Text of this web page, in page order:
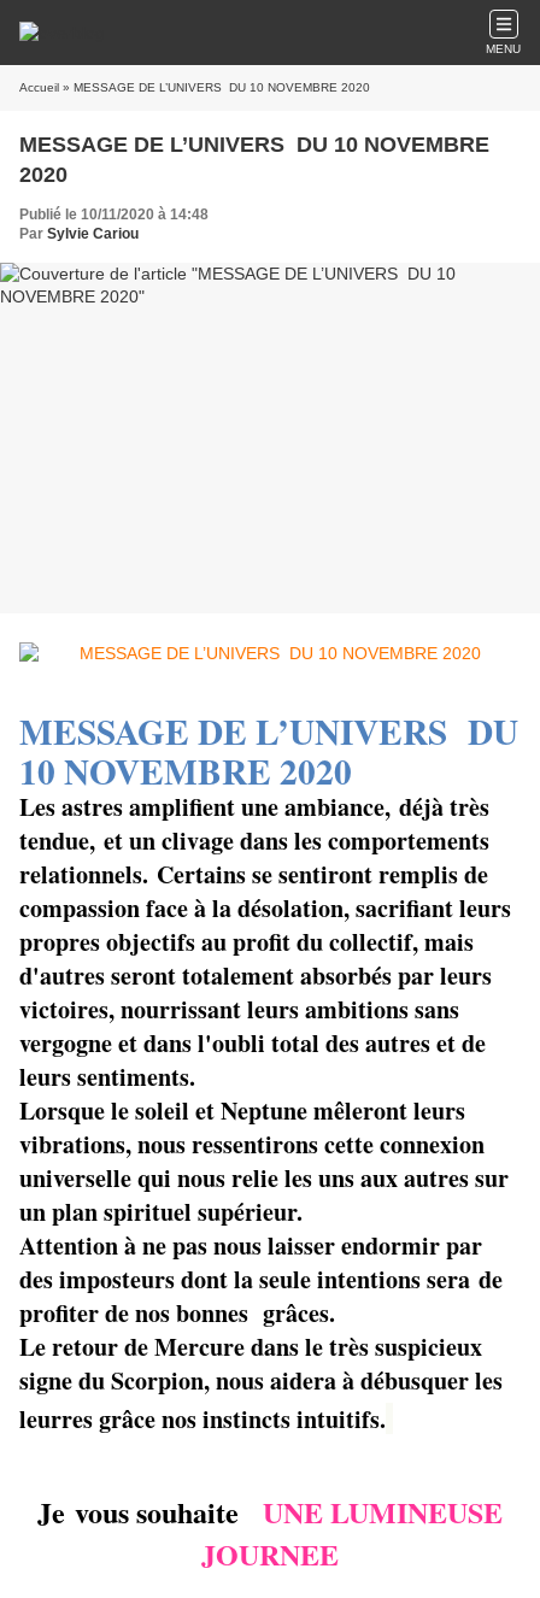
MENU
Accueil » MESSAGE DE L’UNIVERS DU 10 NOVEMBRE 2020
MESSAGE DE L’UNIVERS DU 10 NOVEMBRE
2020
Publié le 10/11/2020 à 14:48
Par Sylvie Cariou
MESSAGE DE L’UNIVERS DU
10 NOVEMBRE 2020
Les astres amplifient une ambiance, déjà très
tendue, et un clivage dans les comportements
relationnels. Certains se sentiront remplis de
compassion face à la désolation, sacrifiant leurs
propres objectifs au profit du collectif, mais
d'autres seront totalement absorbés par leurs
victoires, nourrissant leurs ambitions sans
vergogne et dans l'oubli total des autres et de
leurs sentiments.
Lorsque le soleil et Neptune mêleront leurs
vibrations, nous ressentirons cette connexion
universelle qui nous relie les uns aux autres sur
un plan spirituel supérieur.
Attention à ne pas nous laisser endormir par
des imposteurs dont la seule intentions sera de
profiter de nos bonnes grâces.
Le retour de Mercure dans le très suspicieux
signe du Scorpion, nous aidera à débusquer les
leurres grâce nos instincts intuitifs.
Je vous souhaite UNE LUMINEUSE
JOURNEE